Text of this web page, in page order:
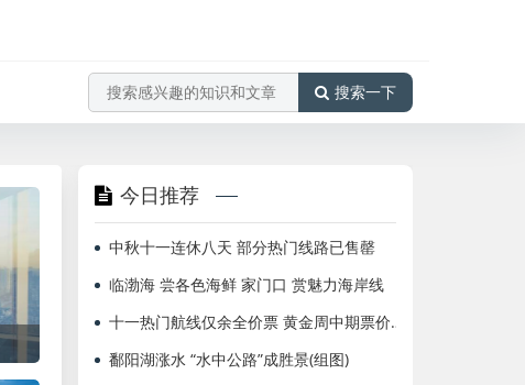
搜索一下
今日推荐
中秋十一连休八天 部分热门线路已售罄
临渤海 尝各色海鲜 家门口 赏魅力海岸线
十一热门航线仅余全价票 黄金周中期票价最实惠
鄱阳湖涨水 “水中公路”成胜景(组图)